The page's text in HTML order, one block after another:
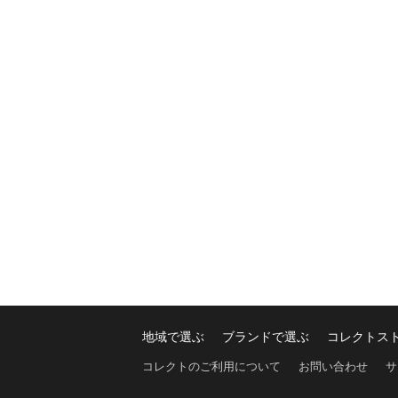
地域で選ぶ ブランドで選ぶ コレクトス
コレクトのご利用について お問い合わせ